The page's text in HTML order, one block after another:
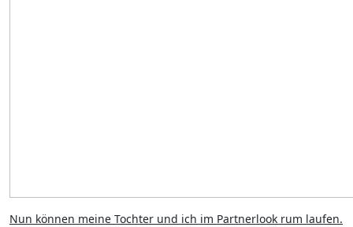
Nun können meine Tochter und ich im Partnerlook rum laufen.